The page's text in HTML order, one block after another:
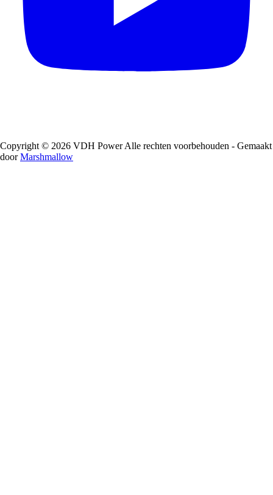
Copyright © 2026 VDH Power Alle rechten voorbehouden - Gemaakt
doorMarshmallow